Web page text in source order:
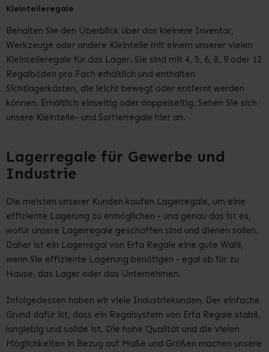
Kleinteileregale
Behalten Sie den Überblick über das kleinere Inventar,
Werkzeuge oder andere Kleinteile mit einem unserer vielen
Kleinteileregale für das Lager. Sie sind mit 4, 5, 6, 8, 9 oder 12
Regalböden pro Fach erhältlich und enthalten
Sichtlagerkästen, die leicht bewegt oder entfernt werden
können. Erhältlich einseitig oder doppelseitig. Sehen Sie sich
unsere Kleinteile- und Sortierregale hier an.
Lagerregale für Gewerbe und
Industrie
Die meisten unserer Kunden kaufen Lagerregale, um eine
effiziente Lagerung zu ermöglichen - und genau das ist es,
wofür unsere Lagerregale geschaffen sind und dienen sollen.
Daher ist ein Lagerregal von Erfa Regale eine gute Wahl,
wenn Sie effiziente Lagerung benötigen - egal ob für zu
Hause, das Lager oder das Unternehmen.
Infolgedessen haben wir viele Industriekunden. Der einfache
Grund dafür ist, dass ein Regalsystem von Erfa Regale stabil,
langlebig und solide ist. Die hohe Qualität und die vielen
Möglichkeiten in Bezug auf Maße und Größen machen unsere